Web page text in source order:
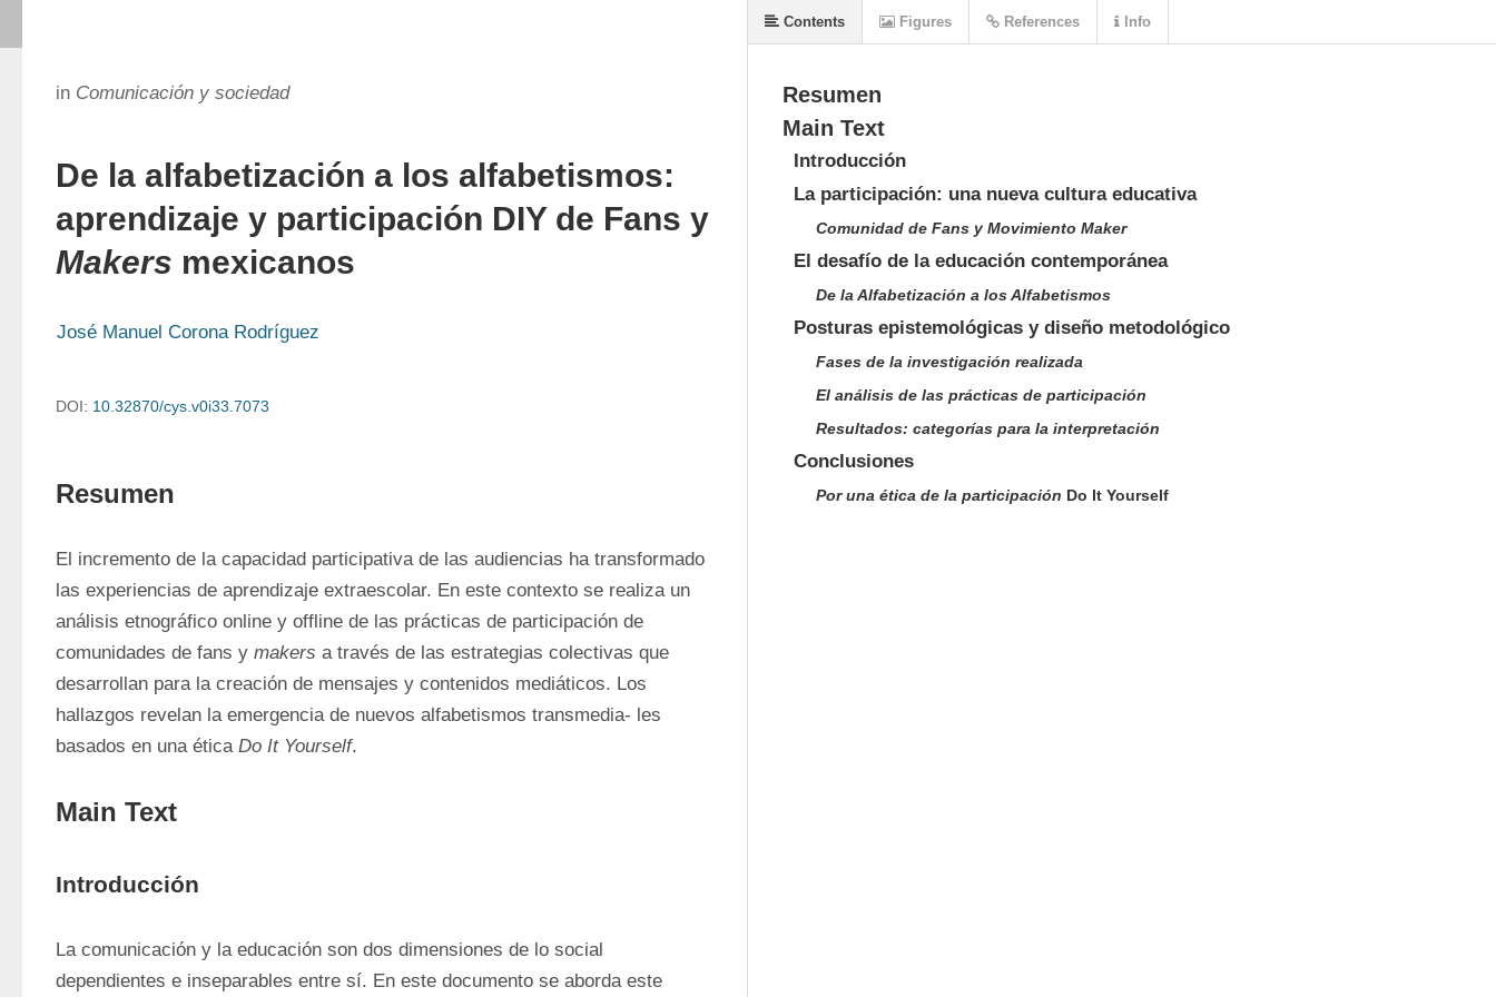
in Comunicación y sociedad
De la alfabetización a los alfabetismos:
aprendizaje y participación DIY de Fans y
Makers mexicanos
José Manuel Corona Rodríguez
DOI: 10.32870/cys.v0i33.7073
Resumen
El incremento de la capacidad participativa de las audiencias ha transformado
las experiencias de aprendizaje extraescolar. En este contexto se realiza un
análisis etnográfico online y offline de las prácticas de participación de
comunidades de fans y makers a través de las estrategias colectivas que
desarrollan para la creación de mensajes y contenidos mediáticos. Los
hallazgos revelan la emergencia de nuevos alfabetismos transmedia- les
basados en una ética Do It Yourself.
Main Text
Introducción
La comunicación y la educación son dos dimensiones de lo social
dependientes e inseparables entre sí. En este documento se aborda este
Resumen
Main Text
Introducción
La participación: una nueva cultura educativa
Comunidad de Fans y Movimiento Maker
El desafío de la educación contemporánea
De la Alfabetización a los Alfabetismos
Posturas epistemológicas y diseño metodológico
Fases de la investigación realizada
El análisis de las prácticas de participación
Resultados: categorías para la interpretación
Conclusiones
Por una ética de la participación Do It Yourself
Contents Figures References Info